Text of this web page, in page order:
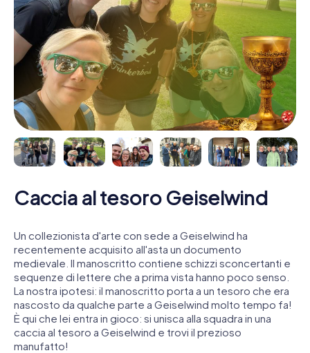
Caccia al tesoro Geiselwind
Un collezionista d'arte con sede a Geiselwind ha
recentemente acquisito all'asta un documento
medievale. Il manoscritto contiene schizzi sconcertanti e
sequenze di lettere che a prima vista hanno poco senso.
La nostra ipotesi: il manoscritto porta a un tesoro che era
nascosto da qualche parte a Geiselwind molto tempo fa!
È qui che lei entra in gioco: si unisca alla squadra in una
caccia al tesoro a Geiselwind e trovi il prezioso
manufatto!